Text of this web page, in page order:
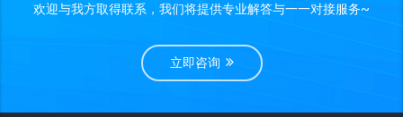
欢迎与我方取得联系，我们将提供专业解答与一一对接服务~
立即咨询